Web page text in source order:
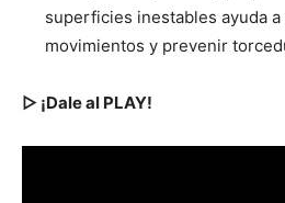
superficies inestables ayuda
movimientos y prevenir
▷ ¡Dale al PLAY!